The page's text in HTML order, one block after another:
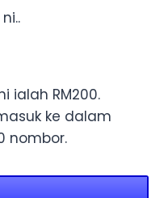
ialah RM200.
ke dalam
nombor.